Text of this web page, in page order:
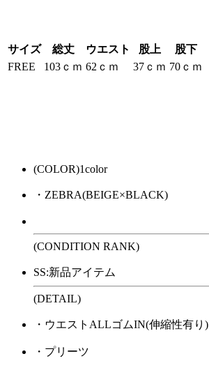
サイズ 総丈 ウエスト 股上
股下
FREE
103ｃｍ 62ｃｍ 37ｃｍ 70ｃｍ
(COLOR)1color
・ZEBRA(BEIGE×BLACK)
(CONDITION RANK)
SS:新品アイテム
(DETAIL)
・ウエストALLゴムIN(伸縮性有り)
・プリーツ